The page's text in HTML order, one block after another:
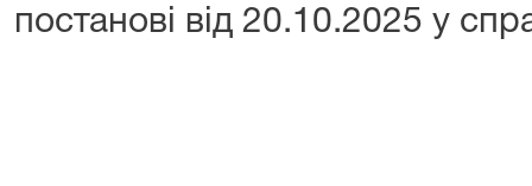
постанові від 20.10.2025 у